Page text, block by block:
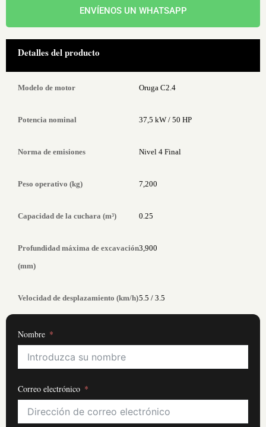
ENVÍENOS UN WHATSAPP
Detalles del producto
Modelo de motor Oruga C2.4
Potencia nominal 37,5 kW / 50 HP
Norma de emisiones Nivel 4 Final
Peso operativo (kg) 7,200
Capacidad de la cuchara (m³) 0.25
Profundidad máxima de excavación
(mm)
3,900
Velocidad de desplazamiento (km/h)5.5 / 3.5
Nombre
Correo electrónico